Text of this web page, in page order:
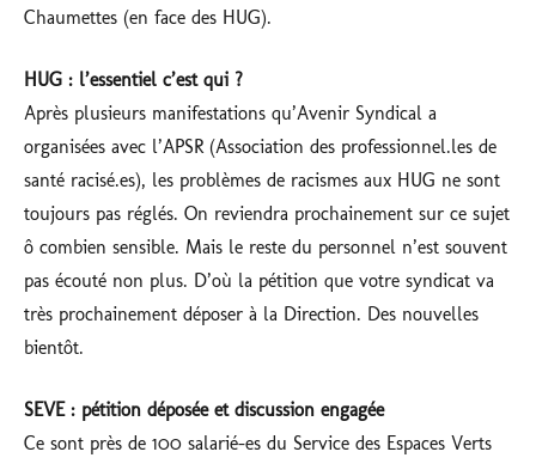
Chaumettes (en face des HUG).
HUG : l’essentiel c’est qui ?
Après plusieurs manifestations qu’Avenir Syndical a
organisées avec l’APSR (Association des professionnel.les de
santé racisé.es), les problèmes de racismes aux HUG ne sont
toujours pas réglés. On reviendra prochainement sur ce sujet
ô combien sensible. Mais le reste du personnel n’est souvent
pas écouté non plus. D’où la pétition que votre syndicat va
très prochainement déposer à la Direction. Des nouvelles
bientôt.
SEVE : pétition déposée et discussion engagée
Ce sont près de 100 salarié-es du Service des Espaces Verts